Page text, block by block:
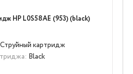
HP L0S58AE (953) (black)
Струйный картридж
Black